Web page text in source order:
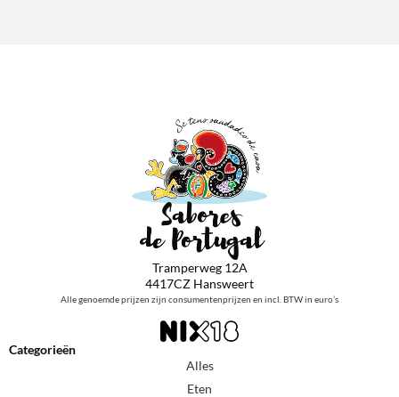
Tramperweg 12A
4417CZ Hansweert
Alle genoemde prijzen zijn consumentenprijzen en incl. BTW in euro’s
Categorieën
Alles
Eten